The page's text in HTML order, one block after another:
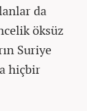
da
öksüz
Suriye
hiçbir